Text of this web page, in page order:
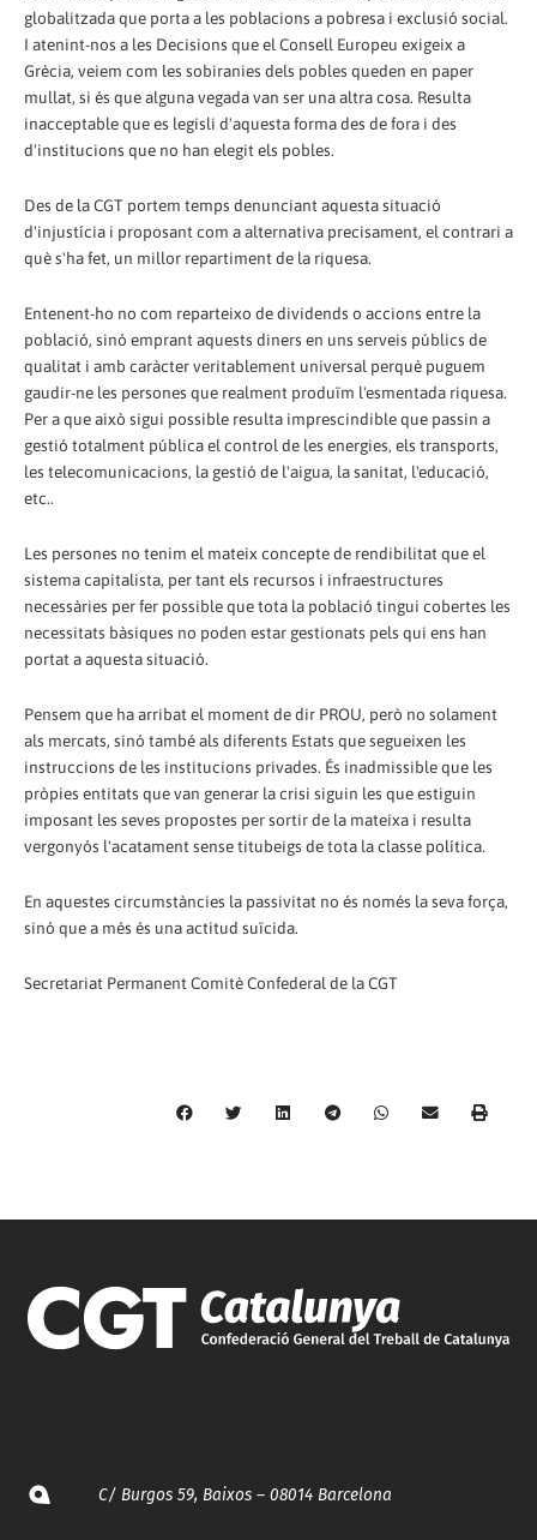
globalitzada que porta a les poblacions a pobresa i exclusió social.
I atenint-nos a les Decisions que el Consell Europeu exigeix a
Grècia, veiem com les sobiranies dels pobles queden en paper
mullat, si és que alguna vegada van ser una altra cosa. Resulta
inacceptable que es legisli d'aquesta forma des de fora i des
d'institucions que no han elegit els pobles.
Des de la CGT portem temps denunciant aquesta situació
d'injustícia i proposant com a alternativa precisament, el contrari a
què s'ha fet, un millor repartiment de la riquesa.
Entenent-ho no com reparteixo de dividends o accions entre la
població, sinó emprant aquests diners en uns serveis públics de
qualitat i amb caràcter veritablement universal perquè puguem
gaudir-ne les persones que realment produïm l'esmentada riquesa.
Per a que això sigui possible resulta imprescindible que passin a
gestió totalment pública el control de les energies, els transports,
les telecomunicacions, la gestió de l'aigua, la sanitat, l'educació,
etc..
Les persones no tenim el mateix concepte de rendibilitat que el
sistema capitalista, per tant els recursos i infraestructures
necessàries per fer possible que tota la població tingui cobertes les
necessitats bàsiques no poden estar gestionats pels qui ens han
portat a aquesta situació.
Pensem que ha arribat el moment de dir PROU, però no solament
als mercats, sinó també als diferents Estats que segueixen les
instruccions de les institucions privades. És inadmissible que les
pròpies entitats que van generar la crisi siguin les que estiguin
imposant les seves propostes per sortir de la mateixa i resulta
vergonyós l'acatament sense titubeigs de tota la classe política.
En aquestes circumstàncies la passivitat no és només la seva força,
sinó que a més és una actitud suïcida.
Secretariat Permanent Comitè Confederal de la CGT
C/ Burgos 59, Baixos – 08014 Barcelona